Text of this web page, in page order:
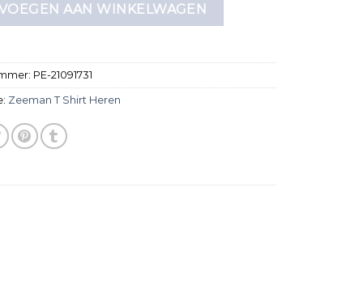
AAN WINKELWAGEN
PE-21091731
Zeeman T Shirt Heren